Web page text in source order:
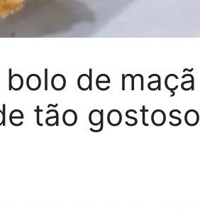
de maçã
tão gostoso